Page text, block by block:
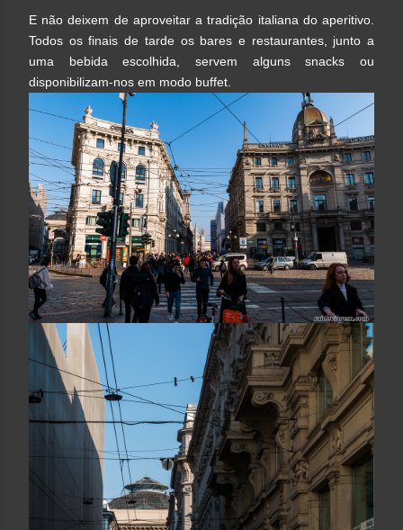
E não deixem de aproveitar a tradição italiana do aperitivo.
Todos os finais de tarde os bares e restaurantes, junto a
uma bebida escolhida, servem alguns snacks ou
disponibilizam-nos em modo buffet.